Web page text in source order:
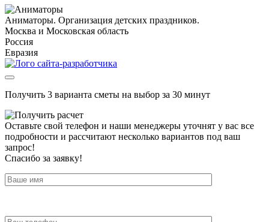
Аниматоры. Организация детских праздников.
Москва и Московская область
Россия
Евразия
Получить 3 варианта сметы на выбор за 30 минут
Оставьте свой телефон и наши менеджеры уточнят у вас все
подробности и рассчитают несколько вариантов под ваш
запрос!
Спасибо за заявку!